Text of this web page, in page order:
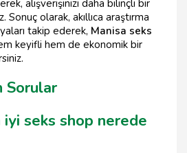
alışverişinizi daha bilinçli bir
olarak, akıllıca araştırma
takip ederek, Manisa seks
keyifli hem de ekonomik bir
Sorular
iyi seks shop nerede